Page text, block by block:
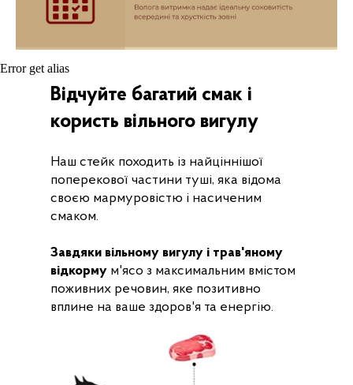
Error get alias
Відчуйте багатий смак і
користь вільного вигулу
Наш стейк походить із найціннішої
поперекової частини туші, яка відома
своєю мармуровістю і насиченим
смаком.
Завдяки вільному вигулу і трав'яному
відкорму м'ясо з максимальним вмістом
поживних речовин, яке позитивно
вплине на ваше здоров'я та енергію.